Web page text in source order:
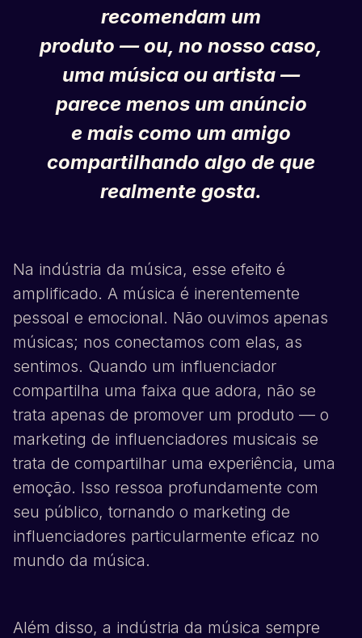
recomendam um
produto — ou, no nosso caso,
uma música ou artista —
parece menos um anúncio
e mais como um amigo
compartilhando algo de que
realmente gosta.
Na indústria da música, esse efeito é
amplificado. A música é inerentemente
pessoal e emocional. Não ouvimos apenas
músicas; nos conectamos com elas, as
sentimos. Quando um influenciador
compartilha uma faixa que adora, não se
trata apenas de promover um produto — o
marketing de influenciadores musicais se
trata de compartilhar uma experiência, uma
emoção. Isso ressoa profundamente com
seu público, tornando o marketing de
influenciadores particularmente eficaz no
mundo da música.
Além disso, a indústria da música sempre